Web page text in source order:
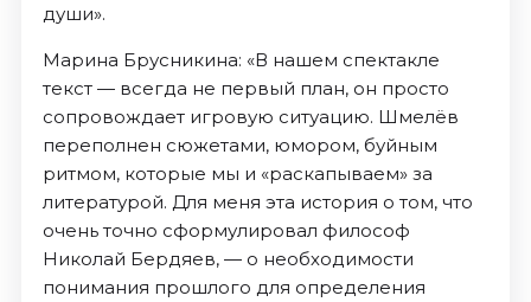
души».
Марина Брусникина: «В нашем спектакле
текст — всегда не первый план, он просто
сопровождает игровую ситуацию. Шмелёв
переполнен сюжетами, юмором, буйным
ритмом, которые мы и «раскапываем» за
литературой. Для меня эта история о том, что
очень точно сформулировал философ
Николай Бердяев, — о необходимости
понимания прошлого для определения